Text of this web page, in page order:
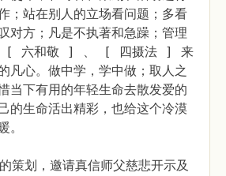
；站在别人的立场看问题；多看
对方；凡是不执著和急躁；管理
[ 六和敬 ] 、 [ 四摄法 ] 来
凡心。做中学，学中做；取人之
当下有用的年轻生命去散发爱的
的生命活出精彩，也给这个冷漠
。
，邀请真信师父慈悲开示及